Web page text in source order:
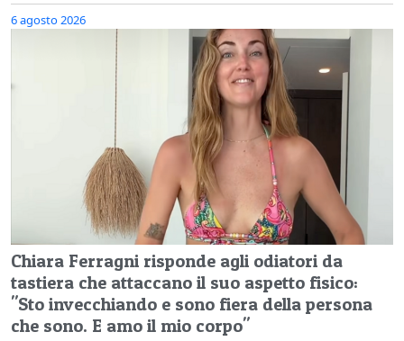
6 agosto 2026
Chiara Ferragni risponde agli odiatori da
tastiera che attaccano il suo aspetto fisico:
"Sto invecchiando e sono fiera della persona
che sono. E amo il mio corpo"